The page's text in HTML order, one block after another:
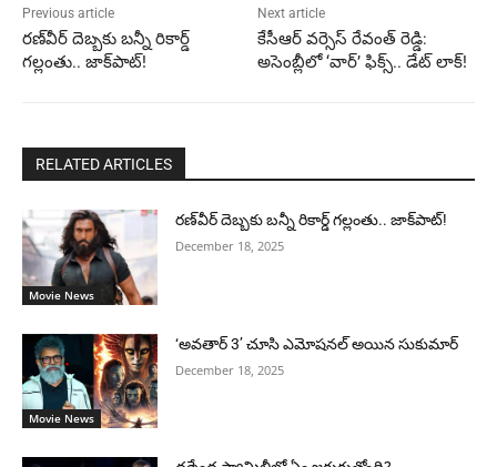
Previous article
రణ్‌వీర్ దెబ్బకు బన్నీ రికార్డ్
గల్లంతు.. జాక్‌పాట్!
Next article
కేసీఆర్ వర్సెస్ రేవంత్ రెడ్డి:
అసెంబ్లీలో ‘వార్’ ఫిక్స్.. డేట్ లాక్!
RELATED ARTICLES
Movie News
రణ్‌వీర్ దెబ్బకు బన్నీ రికార్డ్ గల్లంతు.. జాక్‌పాట్!
December 18, 2025
Movie News
‘అవతార్ 3’ చూసి ఎమోషనల్ అయిన సుకుమార్
December 18, 2025